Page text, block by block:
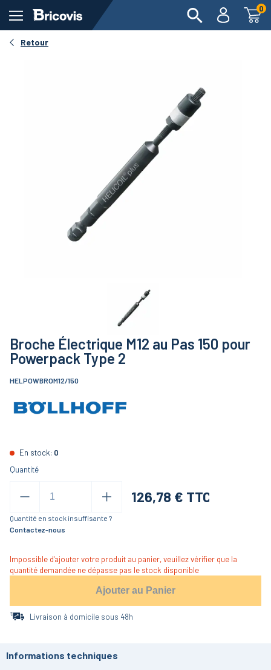
0
Retour
Broche Électrique M12 au Pas 150 pour
Powerpack Type 2
HELPOWBROM12/150
En stock: 0
Quantité
126,78 € TTC
Quantité en stock insuffisante ?
Contactez-nous
Impossible d'ajouter votre produit au panier, veuillez vérifier que la
quantité demandée ne dépasse pas le stock disponible
Ajouter au Panier
Livraison à domicile sous 48h
Informations techniques